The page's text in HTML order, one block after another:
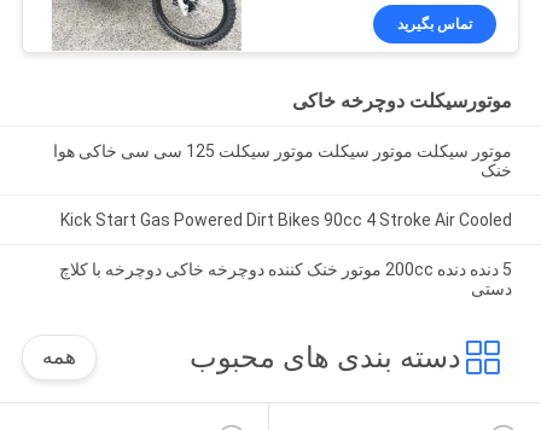
تماس بگیرید
موتورسیکلت دوچرخه خاکی
موتور سیکلت موتور سیکلت موتور سیکلت 125 سی سی خاکی هوا
خنک
Kick Start Gas Powered Dirt Bikes 90cc 4 Stroke Air Cooled
5 دنده دنده 200cc موتور خنک کننده دوچرخه خاکی دوچرخه با کلاچ
دستی
دسته بندی های محبوب همه